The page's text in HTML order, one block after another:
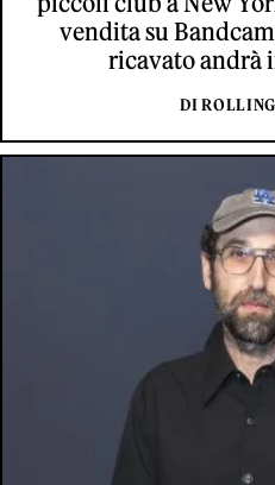
vendita su
ricavato andrà
DI